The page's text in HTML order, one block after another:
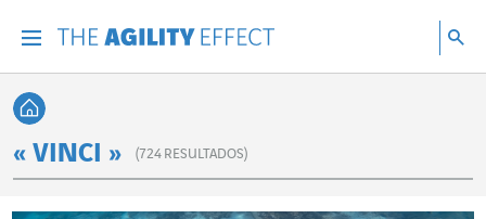
Voltar à página inicial
« VINCI » (724 RESULTADOS)